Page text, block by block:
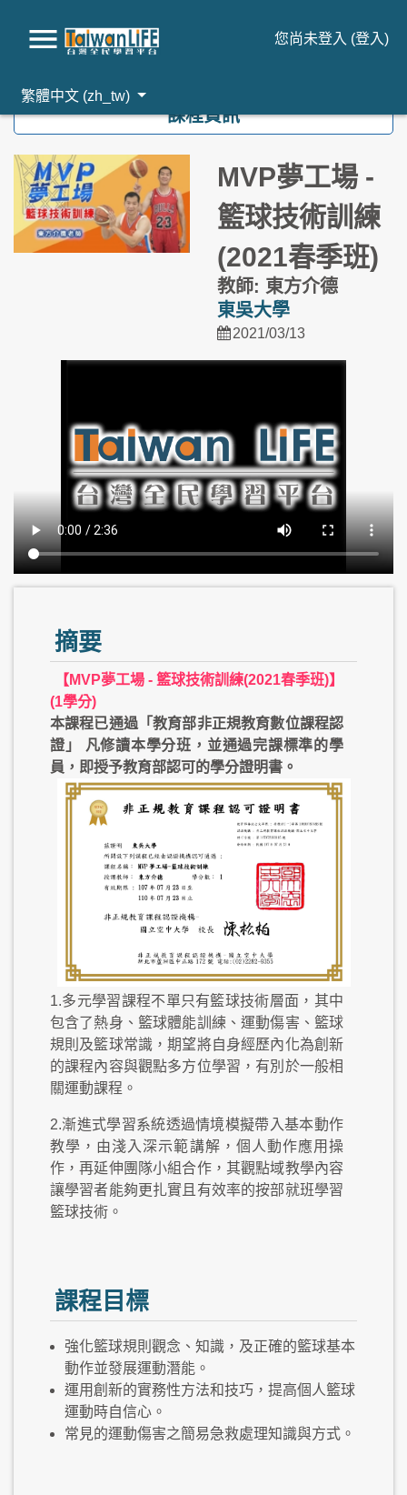
您尚未登入 (登入)
繁體中文 ‎(zh_tw)‎
課程資訊
MVP夢工場 -
籃球技術訓練
(2021春季班)
教師: 東方介德
東吳大學
2021/03/13
摘要
【MVP夢工場 - 籃球技術訓練(2021春季班)】
(1學分)
本課程已通過「教育部非正規教育數位課程認
證」
凡修讀本學分班，並通過完課標準的學
員，即授予教育部認可的學分證明書。
1.多元學習課程不單只有籃球技術層面，其中
包含了熱身、籃球體能訓練、運動傷害、籃球
規則及籃球常識，期望將自身經歷內化為創新
的課程內容與觀點多方位學習，有別於一般相
關運動課程。
2.漸進式學習系統透過情境模擬帶入基本動作
教學，由淺入深示範講解，個人動作應用操
作，再延伸團隊小組合作，其觀點域教學內容
讓學習者能夠更扎實且有效率的按部就班學習
籃球技術。
課程目標
強化籃球規則觀念、知識，及正確的籃球基本
動作並發展運動潛能。
運用創新的實務性方法和技巧，提高個人籃球
運動時自信心。
常見的運動傷害之簡易急救處理知識與方式。